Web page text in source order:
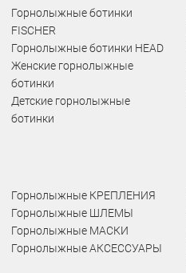
Горнолыжные ботинки
FISCHER
Горнолыжные ботинки HEAD
Женские горнолыжные
ботинки
Детские горнолыжные
ботинки
Горнолыжные КРЕПЛЕНИЯ
Горнолыжные ШЛЕМЫ
Горнолыжные МАСКИ
Горнолыжные АКСЕССУАРЫ